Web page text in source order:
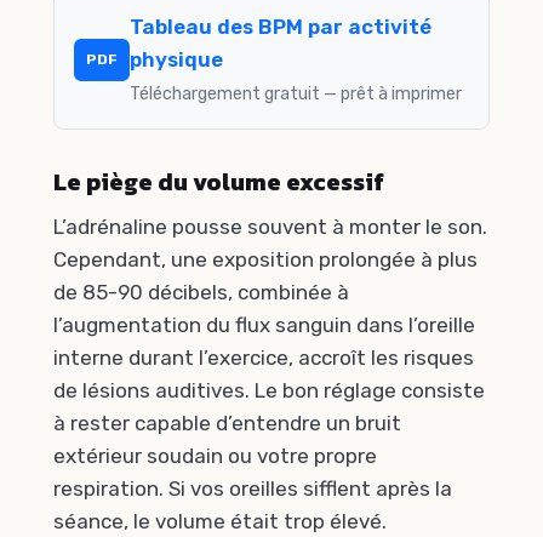
PDF
Tableau des BPM par activité
physique
Téléchargement gratuit — prêt à imprimer
Le piège du volume excessif
L’adrénaline pousse souvent à monter le son.
Cependant, une exposition prolongée à plus
de 85-90 décibels, combinée à
l’augmentation du flux sanguin dans l’oreille
interne durant l’exercice, accroît les risques
de lésions auditives. Le bon réglage consiste
à rester capable d’entendre un bruit
extérieur soudain ou votre propre
respiration. Si vos oreilles sifflent après la
séance, le volume était trop élevé.